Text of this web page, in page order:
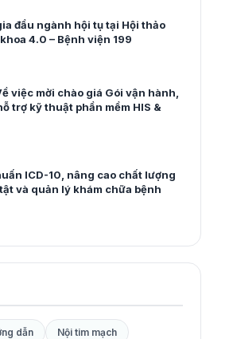
đầu ngành hội tụ tại Hội thảo
4.0 – Bệnh viện 199
việc mời chào giá Gói vận hành,
trợ kỹ thuật phần mềm HIS &
ICD-10, nâng cao chất lượng
và quản lý khám chữa bệnh
dẫn Nội tim mạch